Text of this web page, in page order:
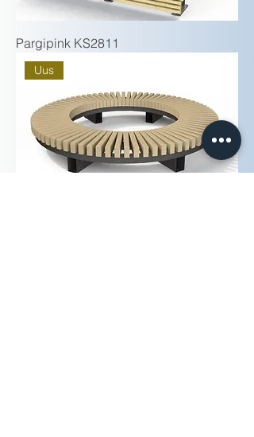
Pargipink KS2811
Uus